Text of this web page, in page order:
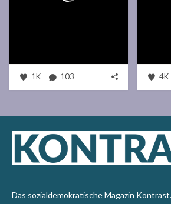
1K 103 4K
Das sozialdemokratische Magazin